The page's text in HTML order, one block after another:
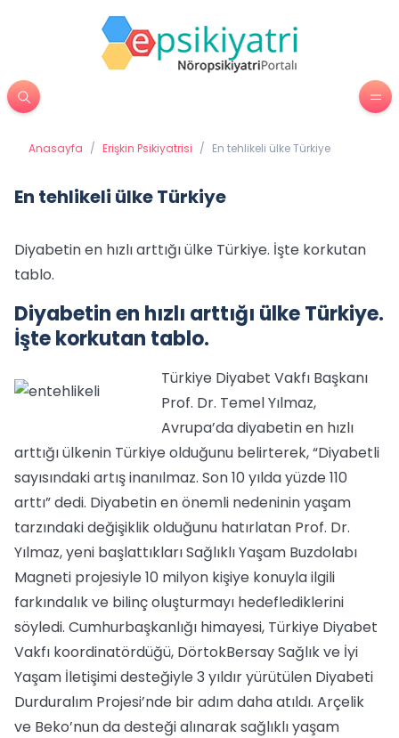
Anasayfa / Erişkin Psikiyatrisi / En tehlikeli ülke Türkiye
En tehlikeli ülke Türkiye
Diyabetin en hızlı arttığı ülke Türkiye. İşte korkutan
tablo.
Diyabetin en hızlı arttığı ülke Türkiye.
İşte korkutan tablo.
Türkiye Diyabet Vakfı Başkanı
Prof. Dr. Temel Yılmaz,
Avrupa’da diyabetin en hızlı
arttığı ülkenin Türkiye olduğunu belirterek, “Diyabetli
sayısındaki artış inanılmaz. Son 10 yılda yüzde 110
arttı” dedi. Diyabetin en önemli nedeninin yaşam
tarzındaki değişiklik olduğunu hatırlatan Prof. Dr.
Yılmaz, yeni başlattıkları Sağlıklı Yaşam Buzdolabı
Magneti projesiyle 10 milyon kişiye konuyla ilgili
farkındalık ve bilinç oluşturmayı hedeflediklerini
söyledi. Cumhurbaşkanlığı himayesi, Türkiye Diyabet
Vakfı koordinatördüğü, DörtokBersay Sağlık ve İyi
Yaşam İletişimi desteğiyle 3 yıldır yürütülen Diyabeti
Durduralım Projesi’nde bir adım daha atıldı. Arçelik
ve Beko’nun da desteği alınarak sağlıklı yaşam